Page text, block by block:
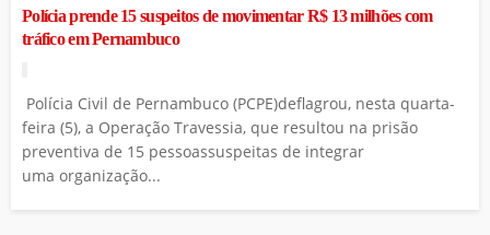
Polícia prende 15 suspeitos de movimentar R$ 13 milhões com
tráfico em Pernambuco
Polícia Civil de Pernambuco (PCPE)deflagrou, nesta quarta-
feira (5), a Operação Travessia, que resultou na prisão
preventiva de 15 pessoassuspeitas de integrar
uma organização...